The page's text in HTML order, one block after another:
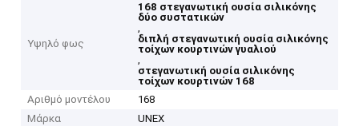
Υψηλό φως
168 στεγανωτική ουσία σιλικόνης
δύο συστατικών
,
διπλή στεγανωτική ουσία σιλικόνης
τοίχων κουρτινών γυαλιού
,
στεγανωτική ουσία σιλικόνης
τοίχων κουρτινών 168
Αριθμό μοντέλου
168
Μάρκα
UNEX